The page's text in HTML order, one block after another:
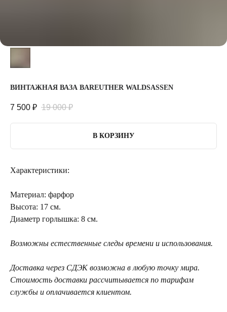
ВИНТАЖНАЯ ВАЗА BAREUTHER WALDSASSEN
7 500 ₽ 19 000 ₽
В КОРЗИНУ
Характеристики:
Материал: фарфор
Высота: 17 см.
Диаметр горлышка: 8 см.
Возможны естественные следы времени и использования.
Доставка через СДЭК возможна в любую точку мира.
Стоимость доставки рассчитывается по тарифам
службы и оплачивается клиентом.